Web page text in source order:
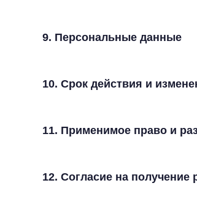
9. Персональные данные
10. Срок действия и
11. Применимое право и
12. Согласие на получение